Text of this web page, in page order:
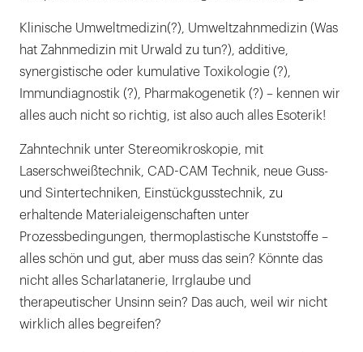
Klinische Umweltmedizin(?), Umweltzahnmedizin (Was
hat Zahnmedizin mit Urwald zu tun?), additive,
synergistische oder kumulative Toxikologie (?),
Immundiagnostik (?), Pharmakogenetik (?) – kennen wir
alles auch nicht so richtig, ist also auch alles Esoterik!
Zahntechnik unter Stereomikroskopie, mit
Laserschweißtechnik, CAD-CAM Technik, neue Guss-
und Sintertechniken, Einstückgusstechnik, zu
erhaltende Materialeigenschaften unter
Prozessbedingungen, thermoplastische Kunststoffe –
alles schön und gut, aber muss das sein? Könnte das
nicht alles Scharlatanerie, Irrglaube und
therapeutischer Unsinn sein? Das auch, weil wir nicht
wirklich alles begreifen?